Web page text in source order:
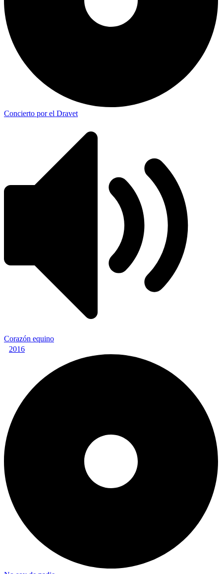
Concierto por el Dravet
Corazón equino
2016